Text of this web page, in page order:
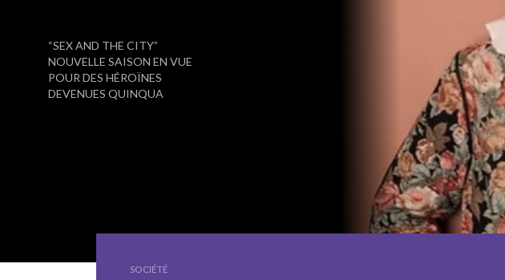
“SEX AND THE CITY”
NOUVELLE SAISON EN VUE
POUR DES HÉROÏNES
DEVENUES QUINQUA
SOCIÉTÉ